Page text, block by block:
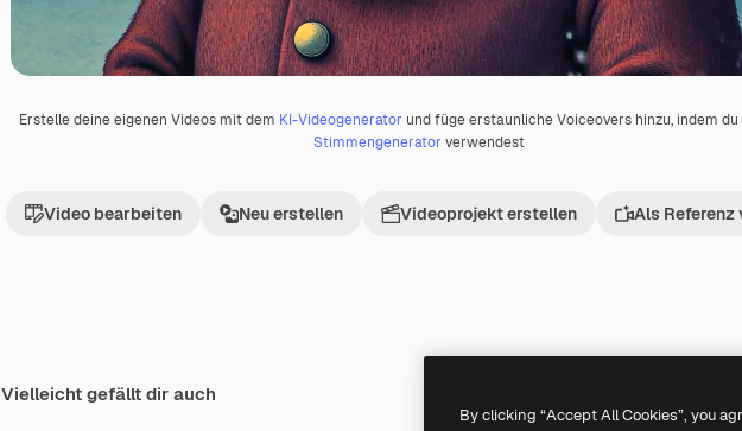
Erstelle deine eigenen Videos mit dem KI-Videogenerator und füge erstaunliche Voiceovers hinzu, indem du
Stimmengenerator verwendest
Video bearbeiten Neu erstellen Videoprojekt erstellen Als Referenz
Vielleicht gefällt dir auch
By clicking “Accept All Cookies”, you